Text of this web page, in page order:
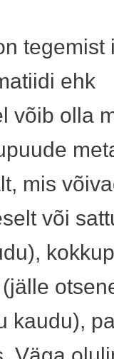
tegemist
ehk
võib olla
mis
või
kaudu),